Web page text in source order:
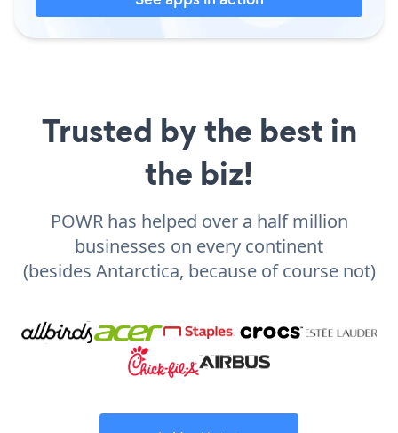
Trusted by the best in
the biz!
POWR has helped over a half million
businesses on every continent
(besides Antarctica, because of course not)